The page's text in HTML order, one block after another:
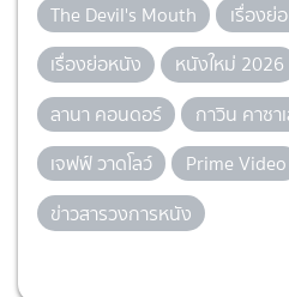
The Devil's Mouth
เรื่องย่
เรื่องย่อหนัง
หนังใหม่ 2026
ลานา คอนดอร์
กาวิน คาซา
เจฟฟ์ วาดโลว์
Prime Video
ข่าวสารวงการหนัง